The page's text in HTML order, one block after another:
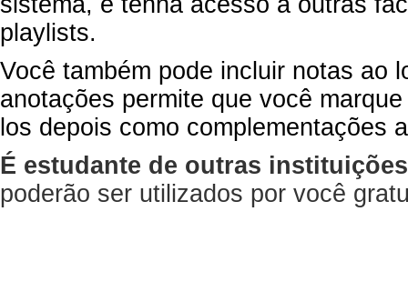
playlists.
Você também pode incluir notas ao
anotações permite que você
los depois como complementações
É estudante de outras
poderão ser utilizados por você